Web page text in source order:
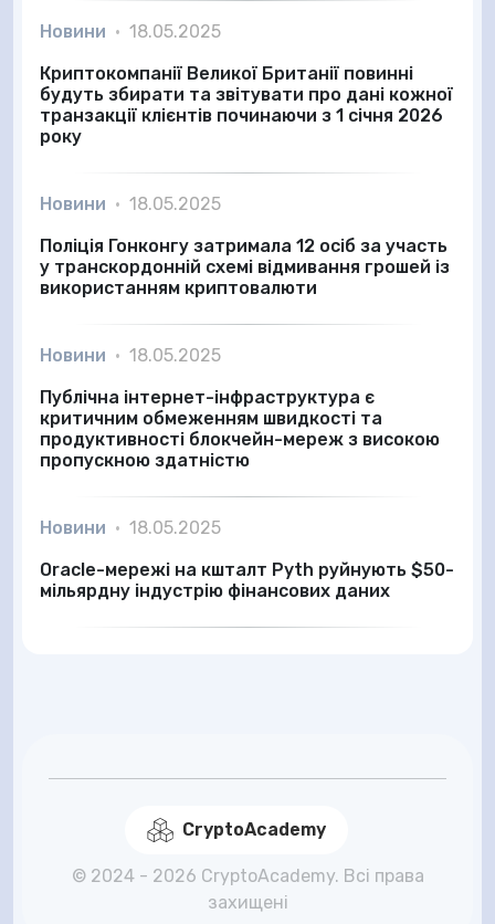
Новини • 18.05.2025
Криптокомпанії Великої Британії повинні
будуть збирати та звітувати про дані кожної
транзакції клієнтів починаючи з 1 січня 2026
року
Новини • 18.05.2025
Поліція Гонконгу затримала 12 осіб за участь
у транскордонній схемі відмивання грошей із
використанням криптовалюти
Новини • 18.05.2025
Публічна інтернет-інфраструктура є
критичним обмеженням швидкості та
продуктивності блокчейн-мереж з високою
пропускною здатністю
Новини • 18.05.2025
Oracle-мережі на кшталт Pyth руйнують $50-
мільярдну індустрію фінансових даних
CryptoAcademy
© 2024 - 2026 CryptoAcademy. Всі права
захищені